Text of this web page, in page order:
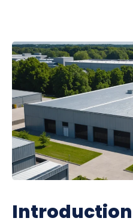
Introduction